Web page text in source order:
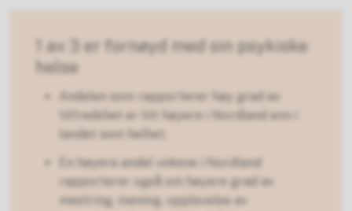
1 av 3 er fornøyd med sin psykiske
helse
Andelen som rapporterer høy grad av
tilfredshet er litt høyere i Nordland enn i
landet som helhet.
En høyere andel voksne i Nordland
rapporterer også om høyere grad av
mestring, mening, opplevelse av